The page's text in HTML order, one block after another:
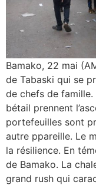
Bamako, 22 mai
de Tabaski qui se
de chefs de
bétail prennent
portefeuilles sont
autre ppareille. Le
la résilience. En
de Bamako. La
grand rush qui